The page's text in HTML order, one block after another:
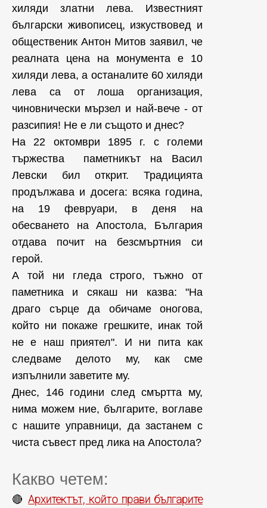
хиляди златни лева. Известният
български живописец, изкуствовед и
общественик Антон Митов заявил, че
реалната цена на монумента е 10
хиляди лева, а останалите 60 хиляди
лева са от лоша организация,
чиновнически мързел и най-вече - от
разсипия! Не е ли същото и днес?
На 22 октомври 1895 г. с големи
тържества паметникът на Васил
Левски бил открит. Традицията
продължава и досега: всяка година,
на 19 февруари, в деня на
обесването на Апостола, България
отдава почит на безсмъртния си
герой.
А той ни гледа строго, тъжно от
паметника и сякаш ни казва: "На
драго сърце да обичаме оногова,
който ни покаже грешките, инак той
не е наш приятел". И ни пита как
следваме делото му, как сме
изпълнили заветите му.
Днес, 146 години след смъртта му,
нима можем ние, българите, воглаве
с нашите управници, да застанем с
чиста съвест пред лика на Апостола?
Какво четем:
🔴Архитектът, който прави българите